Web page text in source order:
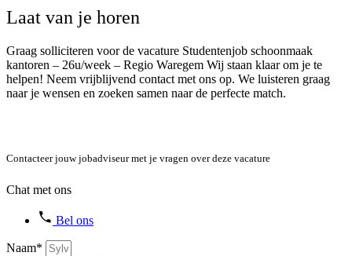
Laat van je horen
Graag solliciteren voor de vacature Studentenjob schoonmaak
kantoren – 26u/week – Regio Waregem Wij staan klaar om je te
helpen! Neem vrijblijvend contact met ons op. We luisteren graag
naar je wensen en zoeken samen naar de perfecte match.
Contacteer jouw jobadviseur met je vragen over deze vacature
Chat met ons
Bel ons
Naam*